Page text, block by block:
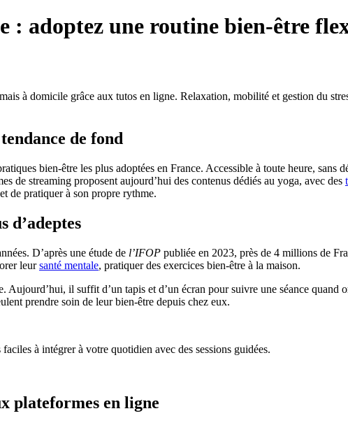
: adoptez une routine bien-être
à domicile grâce aux tutos en ligne. Relaxation, mobilité et gestion du
de fond
bien-être les plus adoptées en France. Accessible à toute heure,
de streaming proposent aujourd’hui des contenus dédiés au yoga, avec des
de pratiquer à son propre rythme.
d’adeptes
D’après une étude de l’IFOP publiée en 2023, près de 4 millions de
leursanté mentale, pratiquer des exercices bien-être à la maison.
Aujourd’hui, il suffit d’un tapis et d’un écran pour suivre une séance
prendre soin de leur bien-être depuis chez eux.
à intégrer à votre quotidien avec des sessions guidées.
plateformes en ligne